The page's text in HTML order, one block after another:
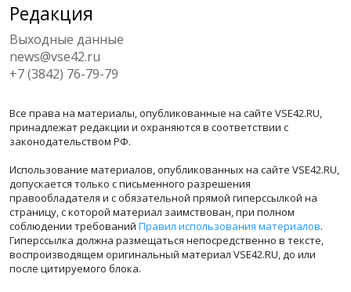
Редакция
Выходные данные
news@vse42.ru
+7 (3842) 76-79-79
Все права на материалы, опубликованные на сайте VSE42.RU,
принадлежат редакции и охраняются в соответствии с
законодательством РФ.
Использование материалов, опубликованных на сайте VSE42.RU,
допускается только с письменного разрешения
правообладателя и с обязательной прямой гиперссылкой на
страницу, с которой материал заимствован, при полном
соблюдении требований Правил использования материалов.
Гиперссылка должна размещаться непосредственно в тексте,
воспроизводящем оригинальный материал VSE42.RU, до или
после цитируемого блока.